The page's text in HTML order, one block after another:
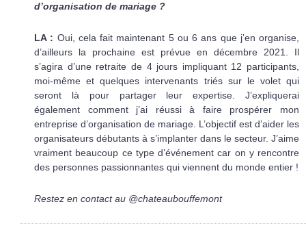
d’organisation de mariage ?
LA : Oui, cela fait maintenant 5 ou 6 ans que j’en organise,
d’ailleurs la prochaine est prévue en décembre 2021. Il
s’agira d’une retraite de 4 jours impliquant 12 participants,
moi-même et quelques intervenants triés sur le volet qui
seront là pour partager leur expertise. J’expliquerai
également comment j’ai réussi à faire prospérer mon
entreprise d’organisation de mariage. L’objectif est d’aider les
organisateurs débutants à s’implanter dans le secteur. J’aime
vraiment beaucoup ce type d’événement car on y rencontre
des personnes passionnantes qui viennent du monde entier !
Restez en contact au @chateaubouffemont